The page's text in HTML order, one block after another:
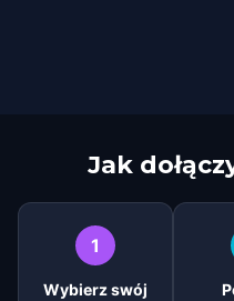
Jak
1
Wybierz swój